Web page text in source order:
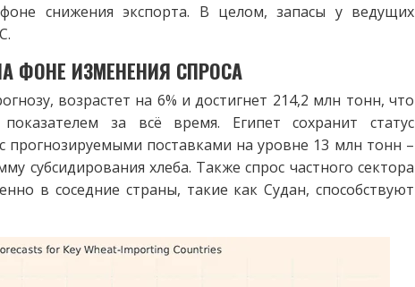
снижения экспорта. В целом, запасы у ведущих
ФОНЕ ИЗМЕНЕНИЯ СПРОСА
возрастет на 6% и достигнет 214,2 млн тонн, что
за всё время. Египет сохранит статус
поставками на уровне 13 млн тонн –
субсидирования хлеба. Также спрос частного сектора
в соседние страны, такие как Судан, способствуют